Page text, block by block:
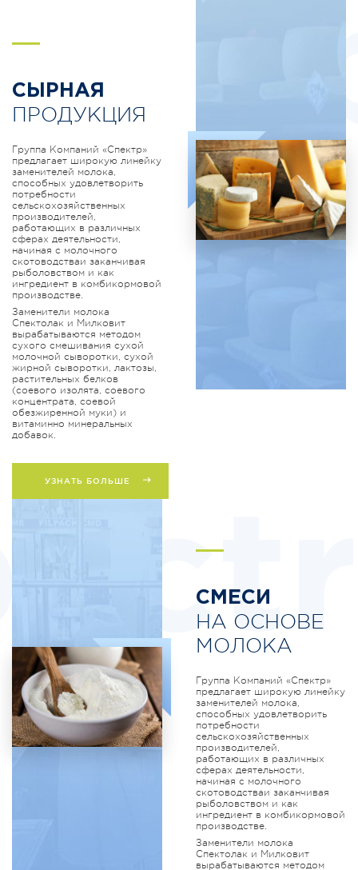
СЫРНАЯ
ПРОДУКЦИЯ
Группа Компаний «Спектр»
предлагает широкую линейку
заменителей молока,
способных удовлетворить
потребности
сельскохозяйственных
производителей,
работающих в различных
сферах деятельности,
начиная с молочного
скотоводстваи заканчивая
рыболовством и как
ингредиент в комбикормовой
производстве.
Заменители молока
Спектолак и Милковит
вырабатываются методом
сухого смешивания сухой
молочной сыворотки, сухой
жирной сыворотки, лактозы,
растительных белков
(соевого изолята, соевого
концентрата, соевой
обезжиренной муки) и
витаминно минеральных
добавок.
УЗНАТЬ БОЛЬШЕ
СМЕСИ
НА ОСНОВЕ
МОЛОКА
Группа Компаний «Спектр»
предлагает широкую линейку
заменителей молока,
способных удовлетворить
потребности
сельскохозяйственных
производителей,
работающих в различных
сферах деятельности,
начиная с молочного
скотоводстваи заканчивая
рыболовством и как
ингредиент в комбикормовой
производстве.
Заменители молока
Спектолак и Милковит
вырабатываются методом